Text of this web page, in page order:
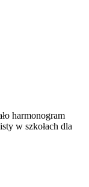
harmonogram
w szkołach dla